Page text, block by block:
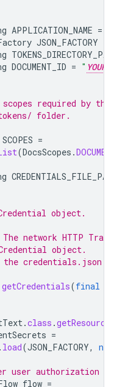
APPLICATION_NAME =
JSON_FACTORY
DOCUMENT_ID = "
required by
folder.
SCOPES =
(DocsScopes .
object.
network HTTP
object.
credentials.json
getCredentials(final
.class .
=
. load(JSON_FACTORY, new
user authorization
flow =